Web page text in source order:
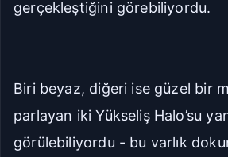
gerçekleştiğini görebiliyordu.
Biri beyaz, diğeri ise güzel bir
parlayan iki Yükseliş Halo’su
görülebiliyordu - bu varlık